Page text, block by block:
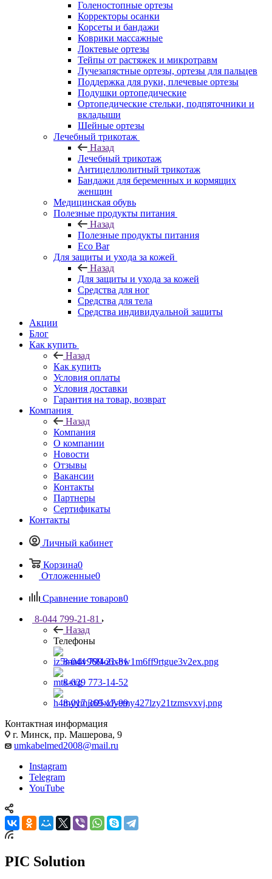
Голеностопные ортезы
Корректоры осанки
Корсеты и бандажи
Коврики массажные
Локтевые ортезы
Тейпы от растяжек и микротравм
Лучезапястные ортезы, ортезы для пальцев
Поддержка для руки, плечевые ортезы
Подушки ортопедические
Ортопедические стельки, подпяточники и
вкладыши
Шейные ортезы
Лечебный трикотаж
Назад
Лечебный трикотаж
Антицеллюлитный трикотаж
Бандажи для беременных и кормящих
женщин
Медицинская обувь
Полезные продукты питания
Назад
Полезные продукты питания
Eco Bar
Для защиты и ухода за кожей
Назад
Для защиты и ухода за кожей
Средства для ног
Средства для тела
Средства индивидуальной защиты
Акции
Блог
Как купить
Назад
Как купить
Условия оплаты
Условия доставки
Гарантия на товар, возврат
Компания
Назад
Компания
О компании
Новости
Отзывы
Вакансии
Контакты
Партнеры
Сертификаты
Контакты
Личный кабинет
Корзина0
Отложенные0
Сравнение товаров0
8-044 799-21-81
Назад
Телефоны
8-044 799-21-81
8-029 773-14-52
8-017 369-17-99
Контактная информация
г. Минск, пр. Машерова, 9
umkabelmed2008@mail.ru
Instagram
Telegram
YouTube
PIC Solution